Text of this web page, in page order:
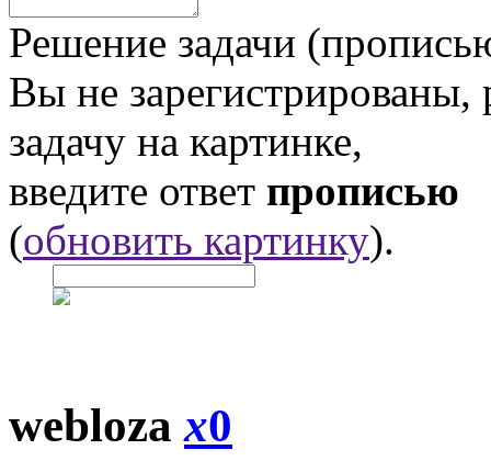
Решение задачи
Вы не
задачу на картинке,
введите ответ прописью
(обновить картинку).
weblozax0